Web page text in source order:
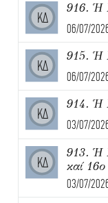
ΚΔ
916. Ἡ
06/07/
ΚΔ
915. Ἡ
06/07/
ΚΔ
914. Ἡ
03/07/
ΚΔ
913. Ἡ
καί 16ο
03/07/